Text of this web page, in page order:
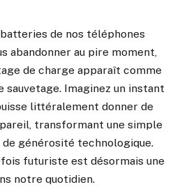
de nos téléphones
abandonner au pire moment,
de charge apparaît comme
sauvetage. Imaginez un instant
littéralement donner de
transformant une simple
générosité technologique.
futuriste est désormais une
notre quotidien.